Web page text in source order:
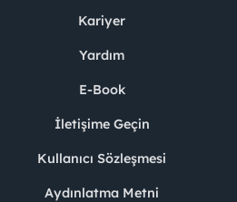
Kariyer
Yardım
E-Book
İletişime Geçin
Kullanıcı Sözleşmesi
Aydınlatma Metni